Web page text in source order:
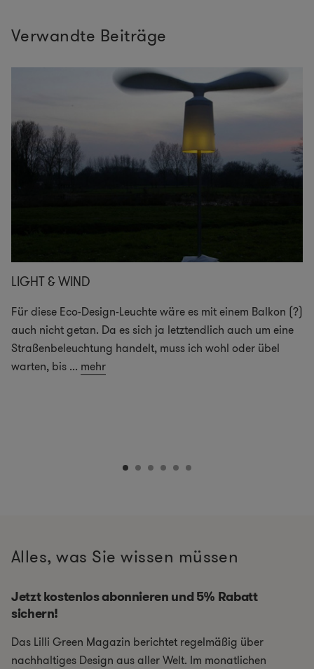
Verwandte Beiträge
LIGHT & WIND
Für diese Eco-Design-Leuchte wäre es mit einem Balkon (?)
auch nicht getan. Da es sich ja letztendlich auch um eine
Straßenbeleuchtung handelt, muss ich wohl oder übel
warten, bis ... mehr
Alles, was Sie wissen müssen
Jetzt kostenlos abonnieren und 5% Rabatt
sichern!
Das Lilli Green Magazin berichtet regelmäßig über
nachhaltiges Design aus aller Welt. Im monatlichen